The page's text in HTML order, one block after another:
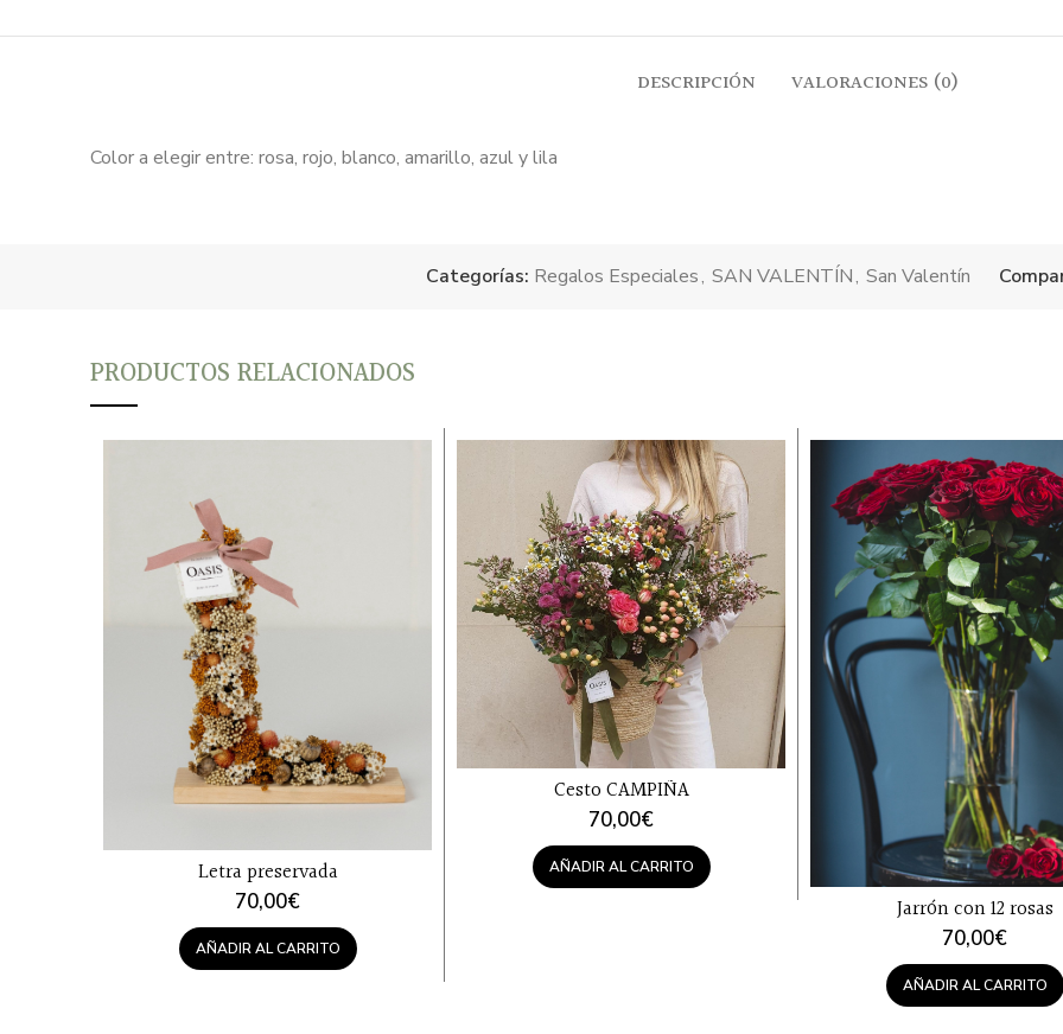
DESCRIPCIÓN VALORACIONES (0)
Color a elegir entre: rosa, rojo, blanco, amarillo, azul y lila
Categorías: Regalos Especiales, SAN VALENTÍN, San Valentín
PRODUCTOS RELACIONADOS
Letra preservada
70,00€
AÑADIR AL CARRITO
Cesto CAMPIÑA
70,00€
AÑADIR AL CARRITO
Jarrón con 12 rosas
70,00€
AÑADIR AL CARRITO